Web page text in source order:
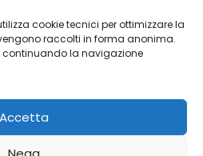
cookie tecnici per ottimizzare la
raccolti in forma anonima.
la navigazione
Accetta
Acquisti